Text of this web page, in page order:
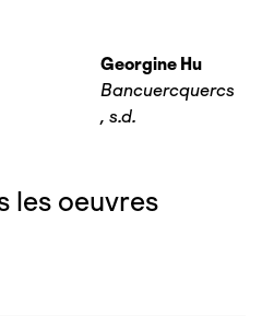
Georgine Hu
Bancuercquercs
, s.d.
les oeuvres